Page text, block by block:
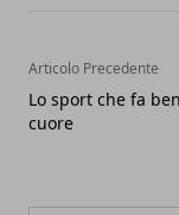
Articolo Precedente
Lo sport che fa
cuore